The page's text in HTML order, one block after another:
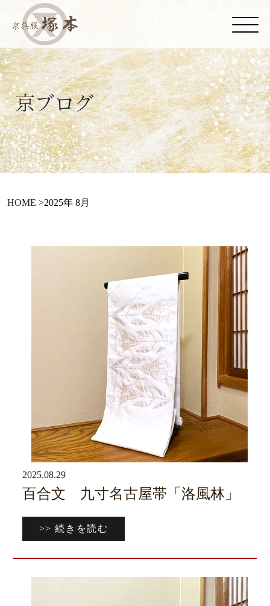
HOME >2025年 8月
2025.08.29
百合文 九寸名古屋帯「洛風林」
>> 続きを読む